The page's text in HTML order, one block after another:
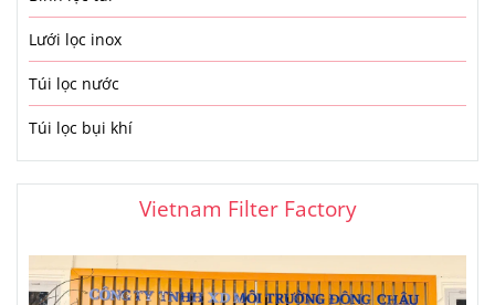
Lưới lọc inox
Túi lọc nước
Túi lọc bụi khí
Vietnam Filter Factory